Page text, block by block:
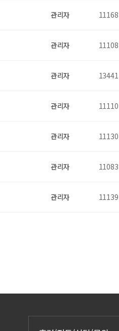
관리자 11168
관리자 11108
관리자 13441
관리자 11110
관리자 11130
관리자 11083
관리자 11139